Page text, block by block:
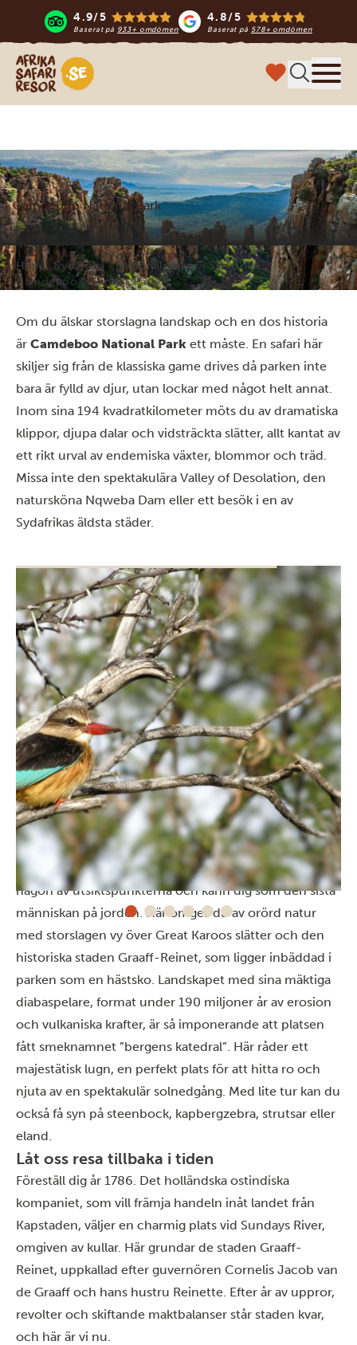
4.9/5
Baserat på 933+ omdömen
4.8/5
Baserat på 578+ omdömen
Safari-resor i Afrika
Camdeboo National Park
Hem Sydafrika
Nationalparker i Sydafrika
Camdeboo National Park
Om du älskar storslagna landskap och en dos historia
är Camdeboo National Park ett måste. En safari här
skiljer sig från de klassiska game drives då parken inte
bara är fylld av djur, utan lockar med något helt annat.
Inom sina 194 kvadratkilometer möts du av dramatiska
klippor, djupa dalar och vidsträckta slätter, allt kantat av
ett rikt urval av endemiska växter, blommor och träd.
Missa inte den spektakulära Valley of Desolation, den
natursköna Nqweba Dam eller ett besök i en av
Sydafrikas äldsta städer.
Ödslighetens dal
Ett märkligt namn, eller hur? Det speglar den djupa
stillhet och ödslighet som råder här. Vandra upp till
någon av utsiktspunkterna och känn dig som den sista
människan på jorden. Här omges du av orörd natur
med storslagen vy över Great Karoos slätter och den
historiska staden Graaff-Reinet, som ligger inbäddad i
parken som en hästsko. Landskapet med sina mäktiga
diabaspelare, format under 190 miljoner år av erosion
och vulkaniska krafter, är så imponerande att platsen
fått smeknamnet ”bergens katedral”. Här råder ett
majestätisk lugn, en perfekt plats för att hitta ro och
njuta av en spektakulär solnedgång. Med lite tur kan du
också få syn på steenbock, kapbergzebra, strutsar eller
eland.
Låt oss resa tillbaka i tiden
Föreställ dig år 1786. Det holländska ostindiska
kompaniet, som vill främja handeln inåt landet från
Kapstaden, väljer en charmig plats vid Sundays River,
omgiven av kullar. Här grundar de staden Graaff-
Reinet, uppkallad efter guvernören Cornelis Jacob van
de Graaff och hans hustru Reinette. Efter år av uppror,
revolter och skiftande maktbalanser står staden kvar,
och här är vi nu.